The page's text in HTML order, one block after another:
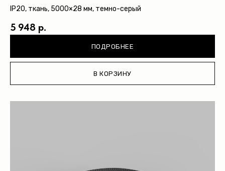
IP20, ткань, 5000×28 мм, темно-серый
5 948 р.
ПОДРОБНЕЕ
В КОРЗИНУ